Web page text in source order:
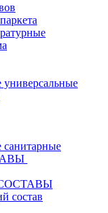
универсальные
санитарные
состав